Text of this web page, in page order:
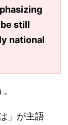
still
national
」が主語